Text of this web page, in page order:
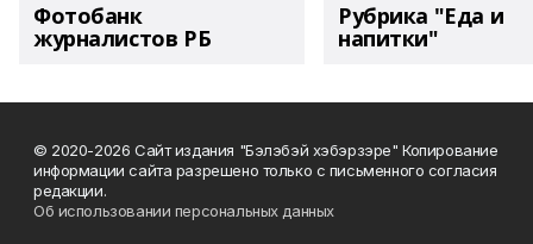
Фотобанк
журналистов РБ
Рубрика "Еда и
напитки"
© 2020-2026 Сайт издания "Бэлэбэй хэбэрзэре" Копирование
информации сайта разрешено только с письменного согласия
редакции.
Об использовании персональных данных